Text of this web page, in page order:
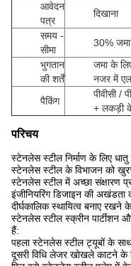
आवेदन
पत्र
दिखाना
समय -
सीमा
30% जमा
भुगतान
की शर्तें
जमा के
नजर में
पैकिंग
पीवीसी /
+ लकड़ी
परिचय
स्टेनलेस स्टील निर्माण के लिए
स्टेनलेस स्टील के विभाजन को
स्टेनलेस स्टील में अच्छा संक्षारण
इंजीनियरिंग डिजाइन की
दीर्घकालिक स्थायित्व बनाए
स्टेनलेस स्टील स्क्रीन पार्टीशन
हैं:
पहला स्टेनलेस स्टील ट्यूबों के
दूसरी विधि लेजर खोखले काटने के